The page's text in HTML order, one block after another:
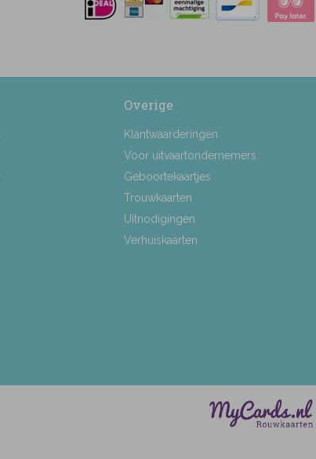
Overige
Klantwaarderingen
Voor uitvaartondernemers
Geboortekaartjes
Trouwkaarten
Uitnodigingen
Verhuiskaarten